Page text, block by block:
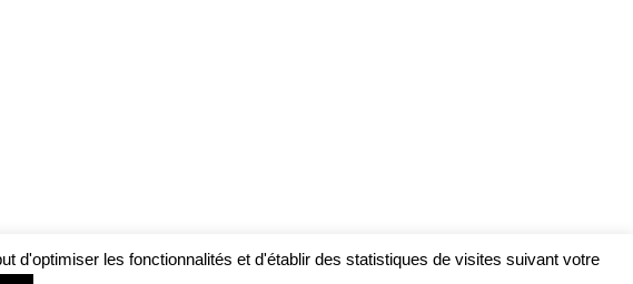
d'optimiser les fonctionnalités et d'établir des statistiques de visites suivant votre